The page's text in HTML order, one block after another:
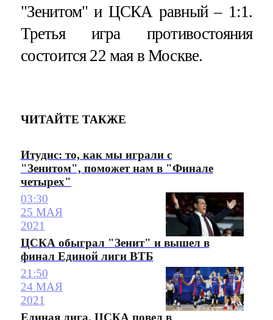
"Зенитом" и ЦСКА равный – 1:1.
Третья игра противостояния
состоится 22 мая в Москве.
ЧИТАЙТЕ ТАКЖЕ
Итудис: то, как мы играли с
"Зенитом", поможет нам в "Финале
четырех"
03:30
25 МАЯ
2021
ЦСКА обыграл "Зенит" и вышел в
финал Единой лиги ВТБ
21:50
24 МАЯ
2021